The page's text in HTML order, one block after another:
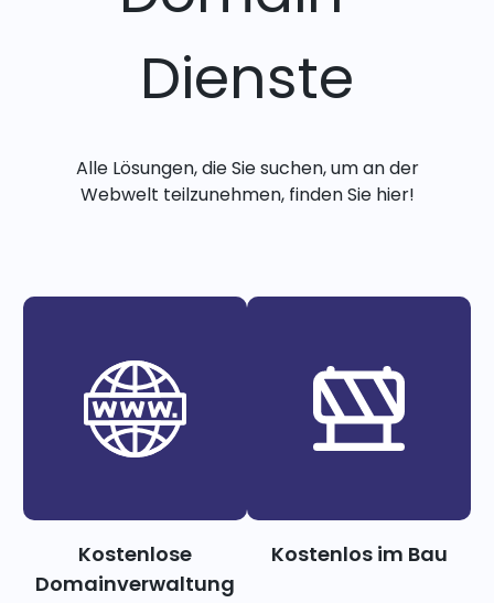
Dienste
Alle Lösungen, die Sie suchen, um an der
Webwelt teilzunehmen, finden Sie hier!
Kostenlose
Domainverwaltung
Kostenlos im Bau